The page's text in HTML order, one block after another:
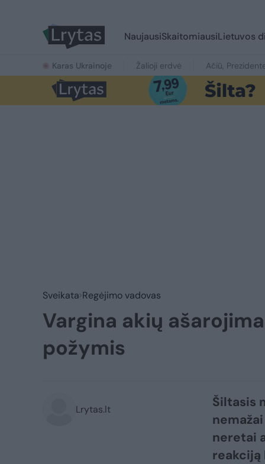
NaujausiSkaitomiausiLietuvos
Karas Ukrainoje Žalioji erdvė Ačiū,
Sveikata Regėjimo vadovas
Vargina akių
požymis
Lrytas.lt
Šiltasis
neretai
reakciją